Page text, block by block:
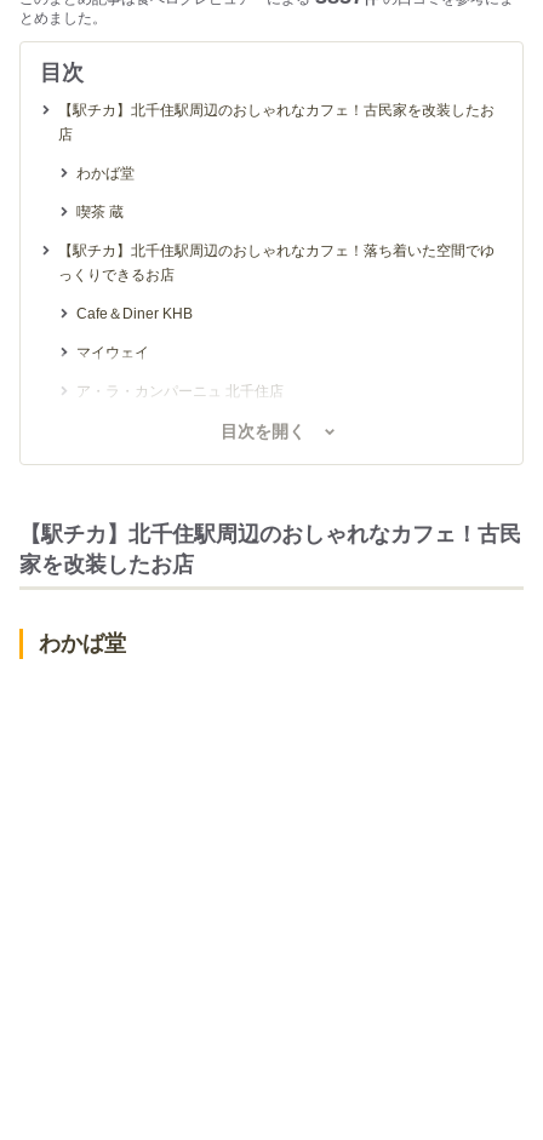
とめました。
目次
【駅チカ】北千住駅周辺のおしゃれなカフェ！古民家を改装したお
店
わかば堂
喫茶 蔵
【駅チカ】北千住駅周辺のおしゃれなカフェ！落ち着いた空間でゆ
っくりできるお店
Cafe＆Diner KHB
マイウェイ
ア・ラ・カンパーニュ 北千住店
カフェダイニング シーノー
ナナズ グリーン ティー ルミネ北千住店
プロント 北千住駅店
椿屋カフェ 北千住マルイ店
るお店
目次を開く
【駅チカ】北千住駅周辺のおしゃれなカフェ！古民
家を改装したお店
わかば堂